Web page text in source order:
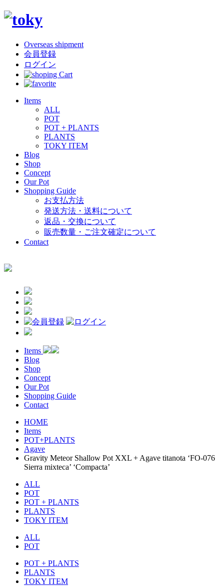
Overseas shipment
会員登録
ログイン
Items
ALL
POT
POT + PLANTS
PLANTS
TOKY ITEM
Blog
Shop
Concept
Our Pot
Shopping Guide
お支払方法
発送方法・送料について
返品・交換について
販売数量・ご注文確定について
Contact
Items
Blog
Shop
Concept
Our Pot
Shopping Guide
Contact
HOME
Items
POT+PLANTS
Agave
Gravity Meteor Shallow Pot XXL + Agave titanota ‘FO-076
Sierra mixteca’ ‘Compacta’
ALL
POT
POT + PLANTS
PLANTS
TOKY ITEM
ALL
POT
POT + PLANTS
PLANTS
TOKY ITEM